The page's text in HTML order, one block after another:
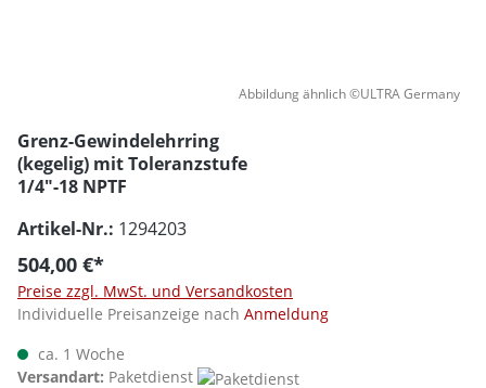
Abbildung ähnlich ©ULTRA Germany
Grenz-Gewindelehrring
(kegelig) mit Toleranzstufe
1/4"-18 NPTF
Artikel-Nr.: 1294203
504,00 €*
Preise zzgl. MwSt. und Versandkosten
Individuelle Preisanzeige nach Anmeldung
ca. 1 Woche
Versandart: Paketdienst